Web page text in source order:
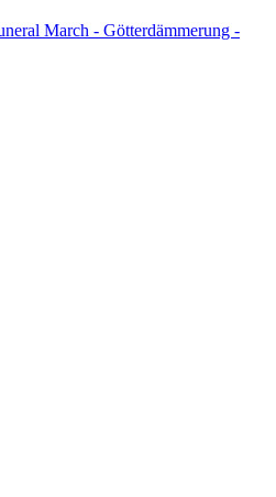
March - Götterdämmerung -